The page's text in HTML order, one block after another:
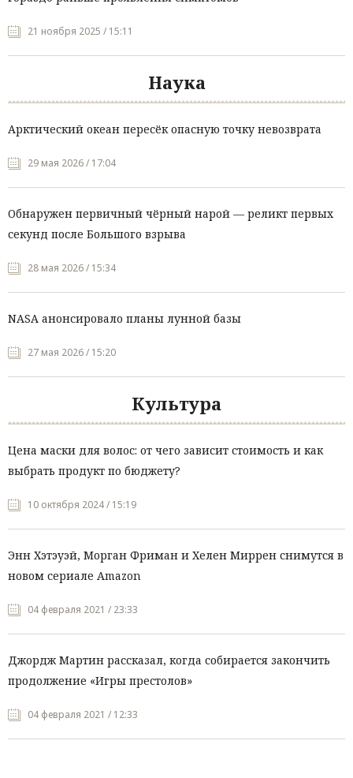
21 ноября 2025 / 15:11
Наука
Арктический океан пересёк опасную точку невозврата
29 мая 2026 / 17:04
Обнаружен первичный чёрный нарой — реликт первых
секунд после Большого взрыва
28 мая 2026 / 15:34
NASA анонсировало планы лунной базы
27 мая 2026 / 15:20
Культура
Цена маски для волос: от чего зависит стоимость и как
выбрать продукт по бюджету?
10 октября 2024 / 15:19
Энн Хэтэуэй, Морган Фриман и Хелен Миррен снимутся в
новом сериале Amazon
04 февраля 2021 / 23:33
Джордж Мартин рассказал, когда собирается закончить
продолжение «Игры престолов»
04 февраля 2021 / 12:33